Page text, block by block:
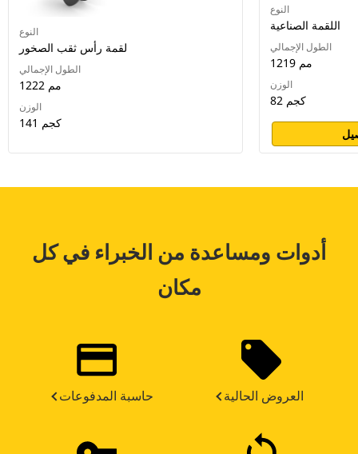
النوع
لقمة رأس ثقب الصخور
الطول الإجمالي
1222 مم
الوزن
141 كجم
النوع
اللقمة الصناعية
الطول الإجمالي
1219 مم
الوزن
82 كجم
أدوات ومساعدة من الخبراء في كل
مكان
حاسبة المدفوعات العروض الحالية